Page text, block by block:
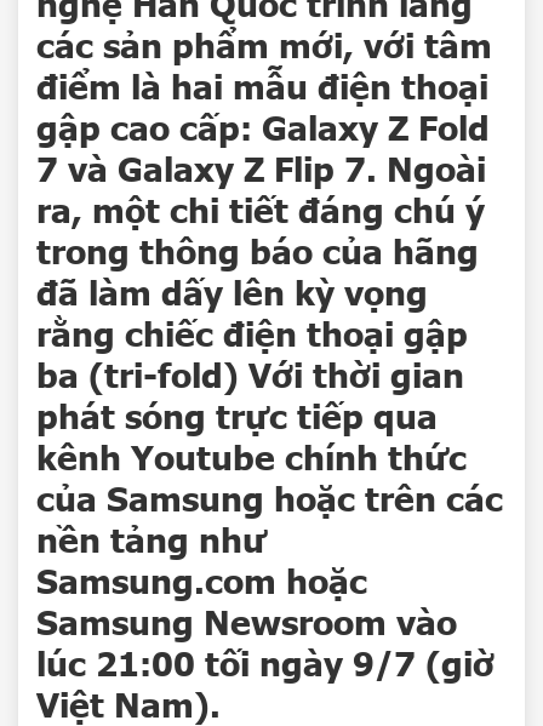
các sản phẩm mới, với tâm
điểm là hai mẫu điện thoại
gập cao cấp: Galaxy Z Fold
7 và Galaxy Z Flip 7. Ngoài
ra, một chi tiết đáng chú ý
trong thông báo của hãng
đã làm dấy lên kỳ vọng
rằng chiếc điện thoại gập
ba (tri-fold) Với thời gian
phát sóng trực tiếp qua
kênh Youtube chính thức
của Samsung hoặc trên các
nền tảng như
Samsung.com hoặc
Samsung Newsroom vào
lúc 21:00 tối ngày 9/7 (giờ
Việt Nam).